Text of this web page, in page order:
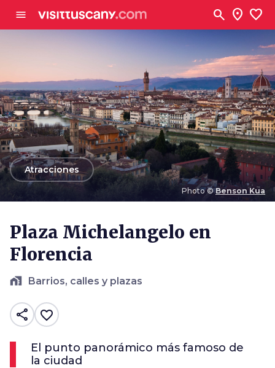
menu search location_on favorite
Photo © Benson Kua
arrow_backAtracciones
Plaza Michelangelo en
Florencia
home_work Barrios, calles y plazas
share favorite_border
El punto panorámico más famoso de
la ciudad